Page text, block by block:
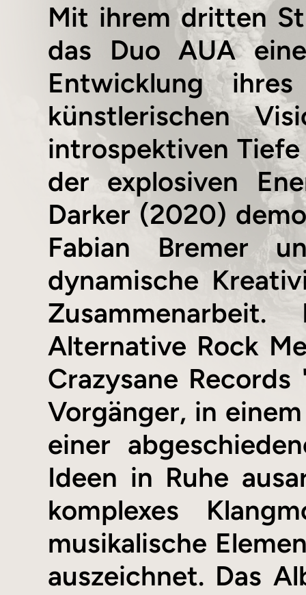
Mit ihrem dritten
das Duo AUA
Entwicklung
künstlerischen
introspektiven
der explosiven
Darker (2020)
Fabian Bremer
dynamische
Alternative Rock
Crazysane
Vorgänger, in
einer
Ideen in Ruhe
komplexes
musikalische
auszeichnet. Das